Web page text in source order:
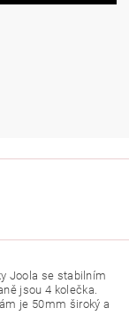
Joola se stabilním
jsou 4 kolečka.
je 50mm široký a